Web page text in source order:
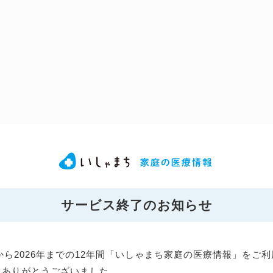
サービス終了のお知らせ
ら2026年までの12年間「いしゃまち家庭の医療情報」をご
りがとうございました。